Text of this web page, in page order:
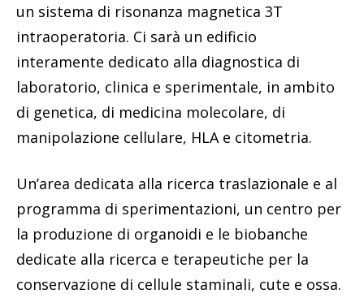
un sistema di risonanza magnetica 3T
intraoperatoria. Ci sarà un edificio
interamente dedicato alla diagnostica di
laboratorio, clinica e sperimentale, in ambito
di genetica, di medicina molecolare, di
manipolazione cellulare, HLA e citometria.
Un’area dedicata alla ricerca traslazionale e al
programma di sperimentazioni, un centro per
la produzione di organoidi e le biobanche
dedicate alla ricerca e terapeutiche per la
conservazione di cellule staminali, cute e ossa.